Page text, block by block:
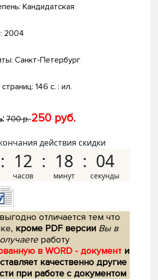
Кандидатская
2004
Санкт-Петербург
146 с. : ил.
700 р.250 руб.
действия скидки
12 18 03
отличается тем что
кроме PDF версии Вы в
работу
в WORD - документ и
качественно другие
при работе с документом